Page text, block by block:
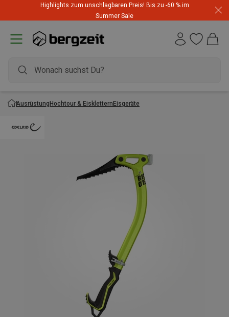
Highlights zum unschlagbaren Preis! Bis zu -60 % im
Summer Sale
AusrüstungHochtour & EiskletternEisgeräte